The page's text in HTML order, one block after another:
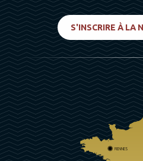
S'INSCRIRE À LA
RENNES